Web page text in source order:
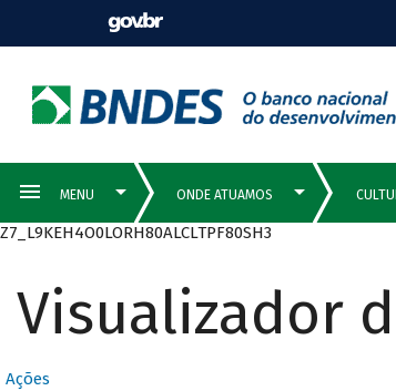
Z7_L9KEH4O0LORH80ALCLTPF80SH3
Visualizador
Ações